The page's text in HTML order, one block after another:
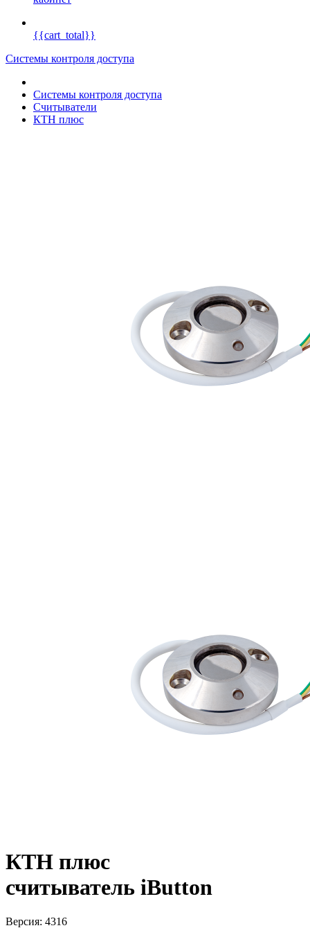
{{cart_total}}
Системы контроля доступа
Системы контроля доступа
Считыватели
КТН плюс
КТН плюс
считыватель iButton
Версия: 4316